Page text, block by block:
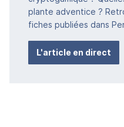
plante adventice ?
fiches publiées dans
L'article en direct